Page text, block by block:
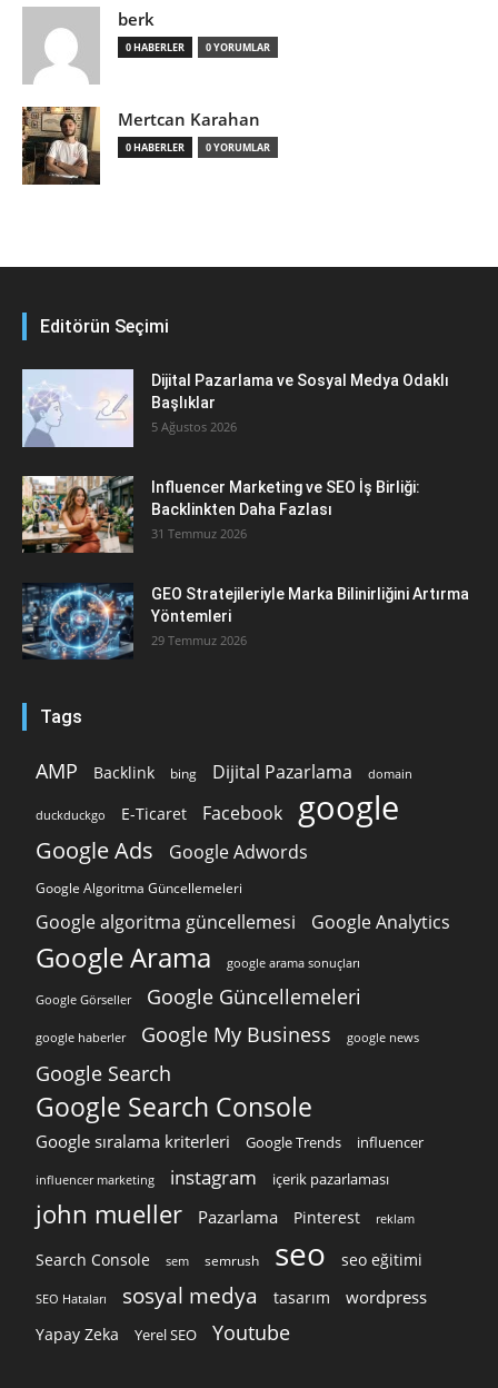
berk
0 HABERLER 0 YORUMLAR
Mertcan Karahan
0 HABERLER 0 YORUMLAR
Editörün Seçimi
Dijital Pazarlama ve Sosyal Medya Odaklı
Başlıklar
5 Ağustos 2026
Influencer Marketing ve SEO İş Birliği:
Backlinkten Daha Fazlası
31 Temmuz 2026
GEO Stratejileriyle Marka Bilinirliğini Artırma
Yöntemleri
29 Temmuz 2026
Tags
AMP Backlink bing Dijital Pazarlama domain
duckduckgo E-Ticaret Facebook google
Google Ads Google Adwords
Google Algoritma Güncellemeleri
Google algoritma güncellemesi Google Analytics
Google Arama google arama sonuçları
Google Görseller Google Güncellemeleri
google haberler Google My Business google news
Google Search
Google Search Console
Google sıralama kriterleri Google Trends influencer
influencer marketing instagram içerik pazarlaması
john mueller Pazarlama Pinterest reklam
Search Console sem semrush seo seo eğitimi
SEO Hataları sosyal medya tasarım wordpress
Yapay Zeka Yerel SEO Youtube